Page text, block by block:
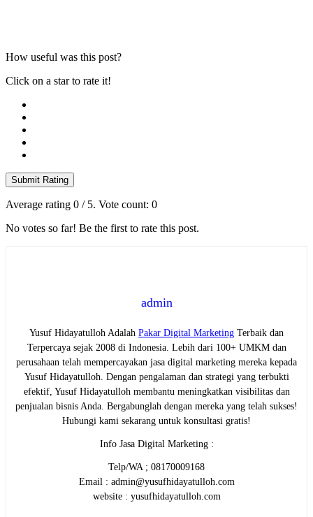
How useful was this post?
Click on a star to rate it!
Submit Rating
Average rating 0 / 5. Vote count: 0
No votes so far! Be the first to rate this post.
admin
Yusuf Hidayatulloh Adalah Pakar Digital Marketing Terbaik dan
Terpercaya sejak 2008 di Indonesia. Lebih dari 100+ UMKM dan
perusahaan telah mempercayakan jasa digital marketing mereka kepada
Yusuf Hidayatulloh. Dengan pengalaman dan strategi yang terbukti
efektif, Yusuf Hidayatulloh membantu meningkatkan visibilitas dan
penjualan bisnis Anda. Bergabunglah dengan mereka yang telah sukses!
Hubungi kami sekarang untuk konsultasi gratis!
Info Jasa Digital Marketing :
Telp/WA ; 08170009168
Email : admin@yusufhidayatulloh.com
website : yusufhidayatulloh.com